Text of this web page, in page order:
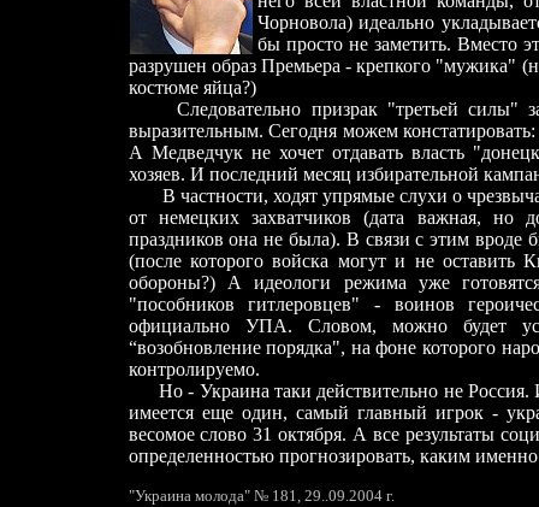
Чорновола) идеально
бы просто не заметить. Вместо
разрушен образ Премьера - крепкого "мужика"
костюме яйца?)
Следовательно призрак "третьей силы"
выразительным. Сегодня можем
А Медведчук не хочет отдавать власть
хозяев. И последний месяц избирательной
В частности, ходят упрямые слухи о
от немецких захватчиков (дата важная, но
праздников она не была). В связи с этим вроде
(после которого войска могут и не оставить
обороны?) А идеологи режима уже
"пособников гитлеровцев" - воинов
официально УПА. Словом, можно будет
“возобновление порядка", на фоне которого
контролируемо.
Но - Украина таки действительно не
имеется еще один, самый главный игрок -
весомое слово 31 октября. А все результаты
определенностью прогнозировать, каким именно
"Украина молода" № 181, 29..09.2004 г.